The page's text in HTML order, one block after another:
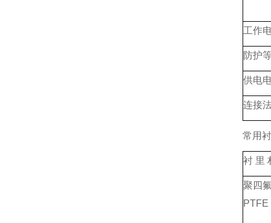
工作
防护
供电
连接
常用
衬 里
聚四
PTFE